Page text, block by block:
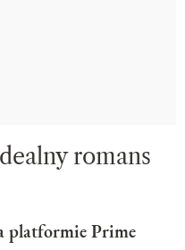
romans
platformie Prime